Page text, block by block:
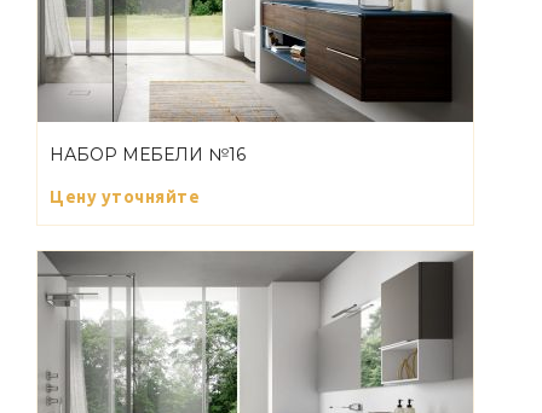
НАБОР МЕБЕЛИ №16
Цену уточняйте